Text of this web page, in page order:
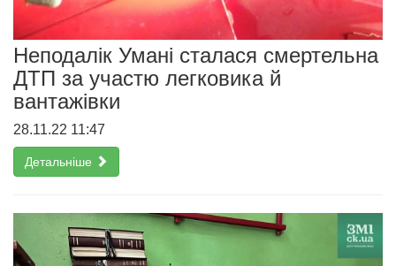
Неподалік Умані сталася смертельна
ДТП за участю легковика й
вантажівки
28.11.22 11:47
Детальніше